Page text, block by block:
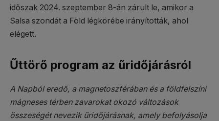
időszak 2024. szeptember 8-án zárult le, amikor a
Salsa szondát a Föld légkörébe irányították, ahol
elégett.
Űttörő program az űridőjárásról
A Napból eredő, a magnetoszférában és a földfelszíni
mágneses térben zavarokat okozó változások
összeségét nevezik űridőjárásnak, amely befolyásolja